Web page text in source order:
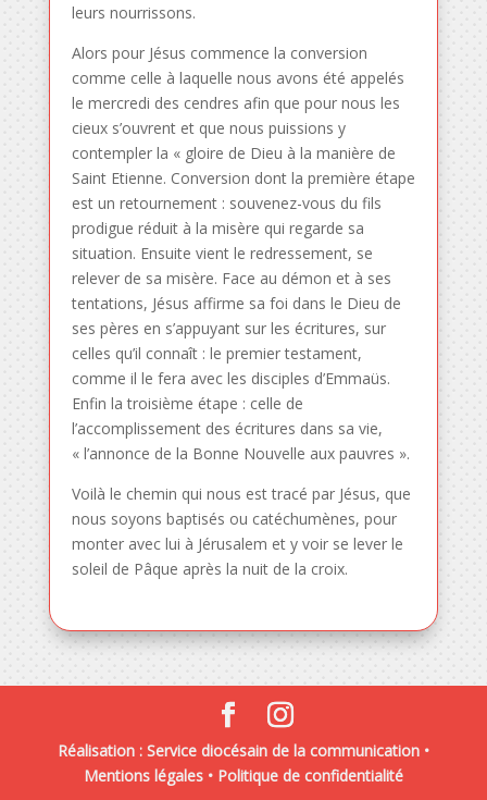
leurs nourrissons.
Alors pour Jésus commence la conversion
comme celle à laquelle nous avons été appelés
le mercredi des cendres afin que pour nous les
cieux s’ouvrent et que nous puissions y
contempler la « gloire de Dieu à la manière de
Saint Etienne. Conversion dont la première étape
est un retournement : souvenez-vous du fils
prodigue réduit à la misère qui regarde sa
situation. Ensuite vient le redressement, se
relever de sa misère. Face au démon et à ses
tentations, Jésus affirme sa foi dans le Dieu de
ses pères en s’appuyant sur les écritures, sur
celles qu’il connaît : le premier testament,
comme il le fera avec les disciples d’Emmaüs.
Enfin la troisième étape : celle de
l’accomplissement des écritures dans sa vie,
« l’annonce de la Bonne Nouvelle aux pauvres ».
Voilà le chemin qui nous est tracé par Jésus, que
nous soyons baptisés ou catéchumènes, pour
monter avec lui à Jérusalem et y voir se lever le
soleil de Pâque après la nuit de la croix.
Réalisation : Service diocésain de la communication •
Mentions légales• Politique de confidentialité